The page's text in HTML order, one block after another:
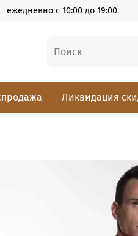
ежедневно с 10:00 до 19:00
Ликвидация